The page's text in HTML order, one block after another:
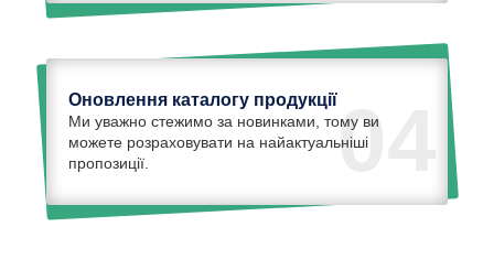
04
Оновлення каталогу продукції
Ми уважно стежимо за новинками, тому ви
можете розраховувати на найактуальніші
пропозиції.